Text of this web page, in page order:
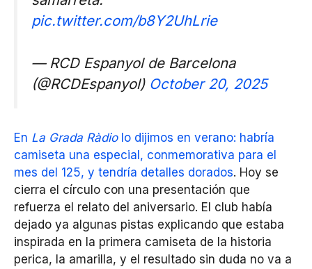
pic.twitter.com/b8Y2UhLrie
— RCD Espanyol de Barcelona
(@RCDEspanyol) October 20, 2025
En La Grada Ràdiolo dijimos en verano: habría
camiseta una especial, conmemorativa para el
mes del 125, y tendría detalles dorados. Hoy se
cierra el círculo con una presentación que
refuerza el relato del aniversario. El club había
dejado ya algunas pistas explicando que estaba
inspirada en la primera camiseta de la historia
perica, la amarilla, y el resultado sin duda no va a